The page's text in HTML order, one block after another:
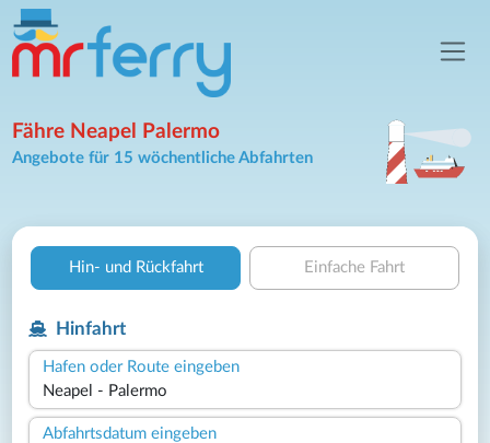
Fähre Neapel Palermo
Angebote für 15 wöchentliche Abfahrten
Hin- und Rückfahrt Einfache Fahrt
Hinfahrt
Hafen oder Route eingeben
Abfahrtsdatum eingeben